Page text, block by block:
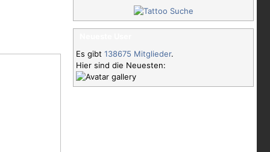
Es gibt 138675 Mitglieder.
Hier sind die Neuesten: